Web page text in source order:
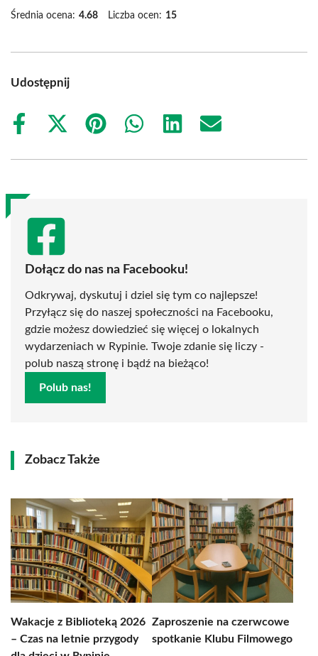
Średnia ocena: 4.68 Liczba ocen: 15
Udostępnij
Share
Share
(Twitter)
Share
Share
Share
Share
Dołącz do nas na Facebooku!
Odkrywaj, dyskutuj i dziel się tym co najlepsze!
Przyłącz się do naszej społeczności na Facebooku,
gdzie możesz dowiedzieć się więcej o lokalnych
wydarzeniach w Rypinie. Twoje zdanie się liczy -
polub naszą stronę i bądź na bieżąco!
Polub nas!
Zobacz Także
Wakacje z Biblioteką 2026
– Czas na letnie przygody
Zaproszenie na czerwcowe
spotkanie Klubu Filmowego